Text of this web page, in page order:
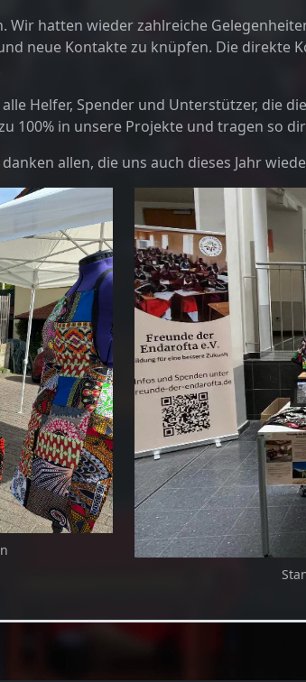
hatten wieder zahlreiche
neue Kontakte zu knüpfen. Die direkte
Helfer, Spender und Unterstützer, die
100% in unsere Projekte und tragen so
allen, die uns auch dieses Jahr